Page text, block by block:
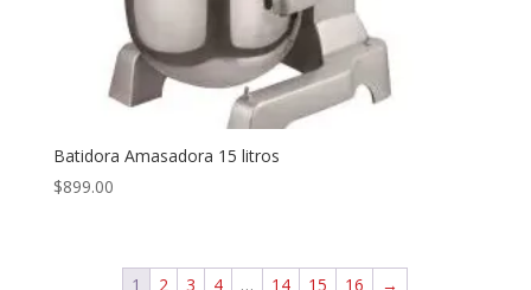
Batidora Amasadora 15 litros
$899.00
1 2 3 4 … 14 15 16 →